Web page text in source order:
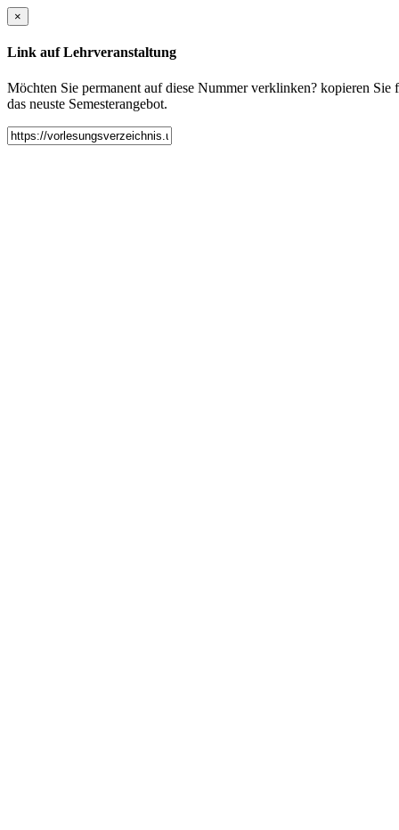
×
Link auf Lehrveranstaltung
Möchten Sie permanent auf diese Nummer verklinken? kopieren
das neuste Semesterangebot.